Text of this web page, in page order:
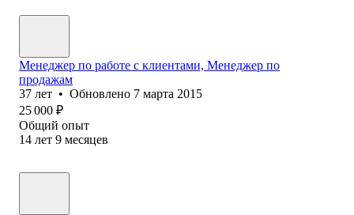
Менеджер по работе с клиентами, Менеджер по
продажам
37 лет • Обновлено 7 марта 2015
25 000 ₽
Общий опыт
14 лет 9 месяцев